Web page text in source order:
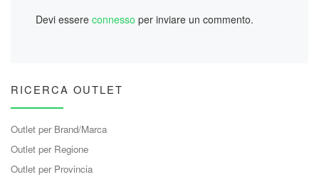
Devi essereconnesso per inviare un commento.
RICERCA OUTLET
Outlet per Brand/Marca
Outlet per Regione
Outlet per Provincia